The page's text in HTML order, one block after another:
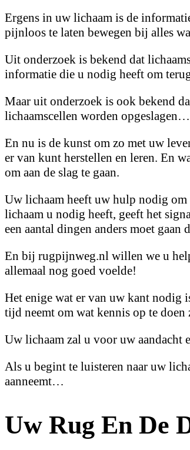
Ergens in uw lichaam is de
pijnloos te laten bewegen bij alles
Uit onderzoek is bekend dat
informatie die u nodig heeft om
Maar uit onderzoek is ook bekend
lichaamscellen worden opgeslagen…
En nu is de kunst om zo met uw
er van kunt herstellen en leren. En
om aan de slag te gaan.
Uw lichaam heeft uw hulp nodig
lichaam u nodig heeft, geeft het
een aantal dingen anders moet gaan
En bij rugpijnweg.nl willen we u
allemaal nog goed voelde!
Het enige wat er van uw kant nodig
tijd neemt om wat kennis op te
Uw lichaam zal u voor uw aandacht
Als u begint te luisteren naar uw
aanneemt…
Uw Rug En De